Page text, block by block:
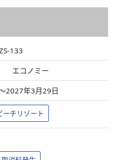
133
エコノミー
2027年3月29日
ーチリゾート